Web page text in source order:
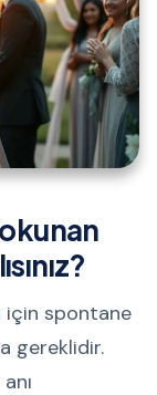
için spontane
gereklidir.